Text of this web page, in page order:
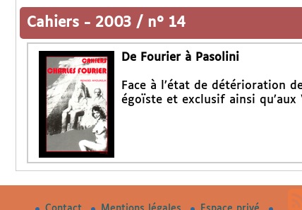
Cahiers - 2003 / n° 14
De Fourier à Pasolini
Face à l’état de détérioration
égoïste et exclusif ainsi